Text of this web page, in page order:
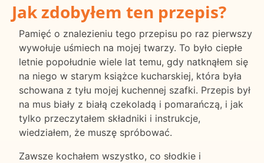
Jak zdobyłem ten przepis?
Pamięć o znalezieniu tego przepisu po raz pierwszy
wywołuje uśmiech na mojej twarzy. To było ciepłe
letnie popołudnie wiele lat temu, gdy natknąłem się
na niego w starym książce kucharskiej, która była
schowana z tyłu mojej kuchennej szafki. Przepis był
na mus biały z białą czekoladą i pomarańczą, i jak
tylko przeczytałem składniki i instrukcje,
wiedziałem, że muszę spróbować.
Zawsze kochałem wszystko, co słodkie i